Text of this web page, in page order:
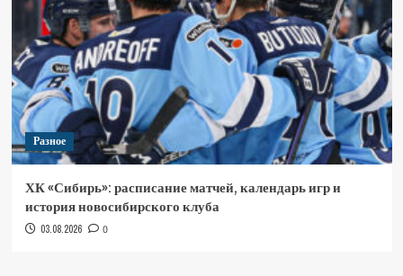
Разное
ХК «Сибирь»: расписание матчей, календарь игр и
история новосибирского клуба
03.08.2026 0